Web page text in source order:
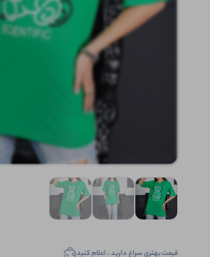
قیمت بهتری سراغ دارید ، اعلام کنید